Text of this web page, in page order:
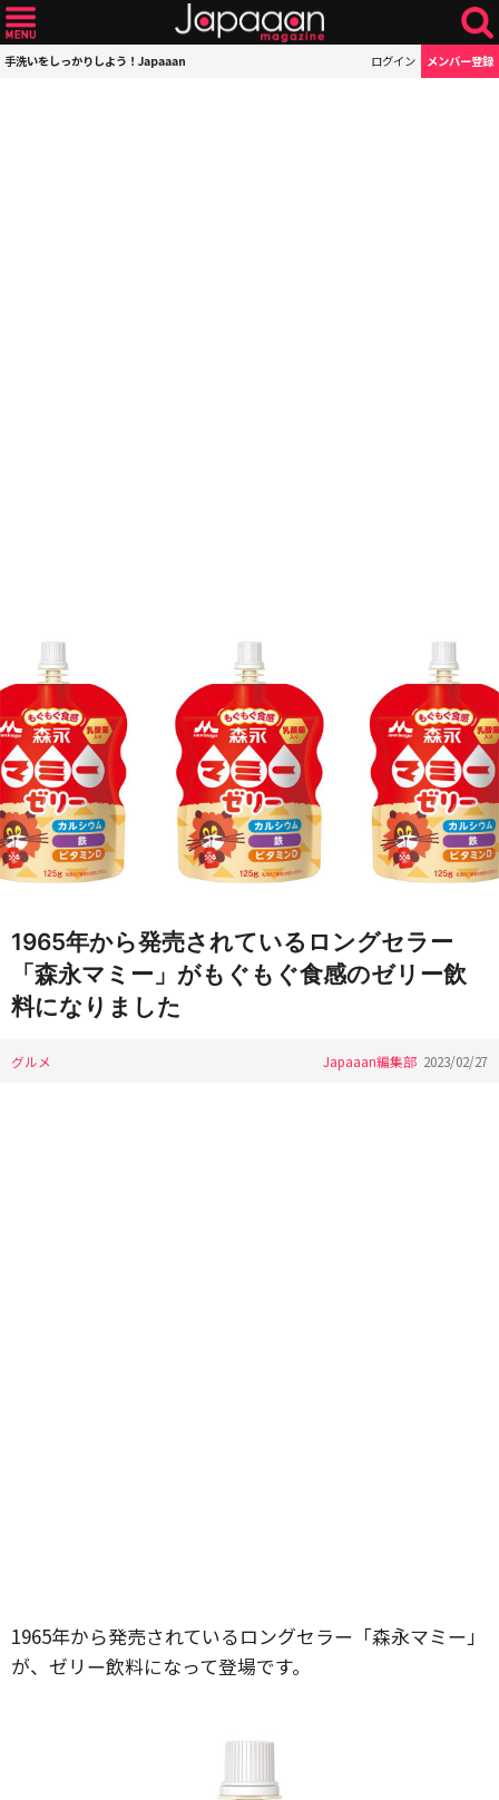
手洗いをしっかりしよう！Japaaan ログイン メンバー登録
1965年から発売されているロングセラー
「森永マミー」がもぐもぐ食感のゼリー飲
料になりました
グルメ Japaaan編集部 2023/02/27
1965年から発売されているロングセラー「森永マミー」
が、ゼリー飲料になって登場です。